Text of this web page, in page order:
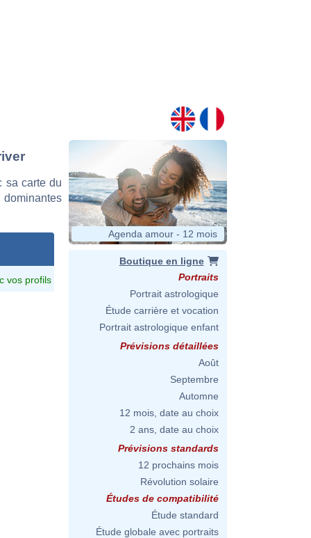
sa carte du
vos profils
Agenda amour - 12 mois
Boutique en ligne
Portraits
Portrait astrologique
Étude carrière et vocation
Portrait astrologique enfant
Prévisions détaillées
Août
Septembre
Automne
12 mois, date au choix
2 ans, date au choix
Prévisions standards
12 prochains mois
Révolution solaire
Études de compatibilité
Étude standard
Étude globale avec portraits